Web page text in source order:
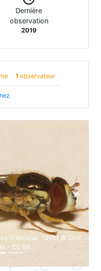
Dernière
observation
2019
1 observateur
(Fabricius, 1805) © Dick
- CC BY
Next